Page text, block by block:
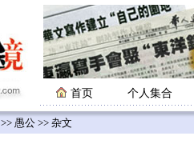
首页 个人集合
>> 愚公 >> 杂文